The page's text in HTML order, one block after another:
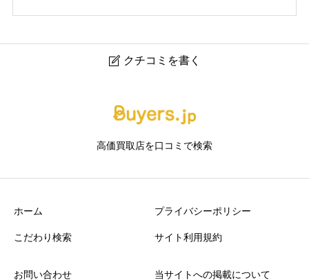
 クチコミを書く
任意
高価買取店を口コミで検索
ホーム
こだわり検索
プライバシーポリシー
サイト利用規約
お問い合わせ 当サイトへの掲載について